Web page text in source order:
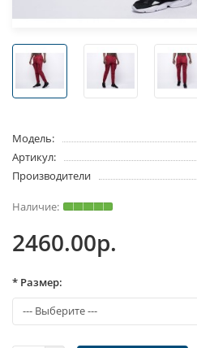
Модель:
Артикул:
Производители
2460.00р.
* Размер: